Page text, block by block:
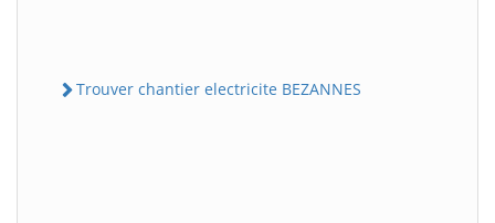
Trouver chantier electricite BEZANNES